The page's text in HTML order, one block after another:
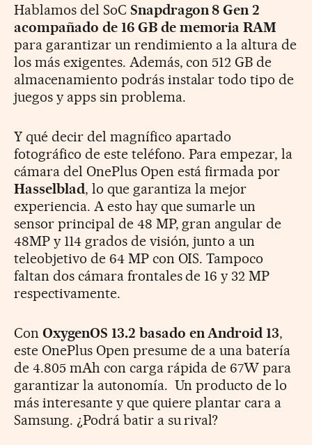
Hablamos del SoC Snapdragon 8 Gen 2
acompañado de 16 GB de memoria RAM
para garantizar un rendimiento a la altura de
los más exigentes. Además, con 512 GB de
almacenamiento podrás instalar todo tipo de
juegos y apps sin problema.
Y qué decir del magnífico apartado
fotográfico de este teléfono. Para empezar, la
cámara del OnePlus Open está firmada por
Hasselblad, lo que garantiza la mejor
experiencia. A esto hay que sumarle un
sensor principal de 48 MP, gran angular de
48MP y 114 grados de visión, junto a un
teleobjetivo de 64 MP con OIS. Tampoco
faltan dos cámara frontales de 16 y 32 MP
respectivamente.
Con OxygenOS 13.2 basado en Android 13,
este OnePlus Open presume de a una batería
de 4.805 mAh con carga rápida de 67W para
garantizar la autonomía. Un producto de lo
más interesante y que quiere plantar cara a
Samsung. ¿Podrá batir a su rival?